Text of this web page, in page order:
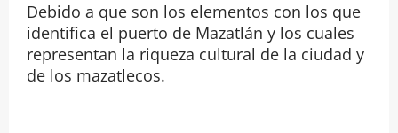
Debido a que son los elementos con los que
identifica el puerto de Mazatlán y los cuales
representan la riqueza cultural de la ciudad y
de los mazatlecos.